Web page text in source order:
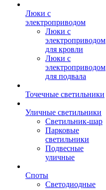
Люки с
электроприводом
Люки с
электроприводом
для кровли
Люки с
электроприводом
для подвала
Точечные светильники
Уличные светильники
Светильник-шар
Парковые
светильники
Подвесные
уличные
Споты
Светодиодные